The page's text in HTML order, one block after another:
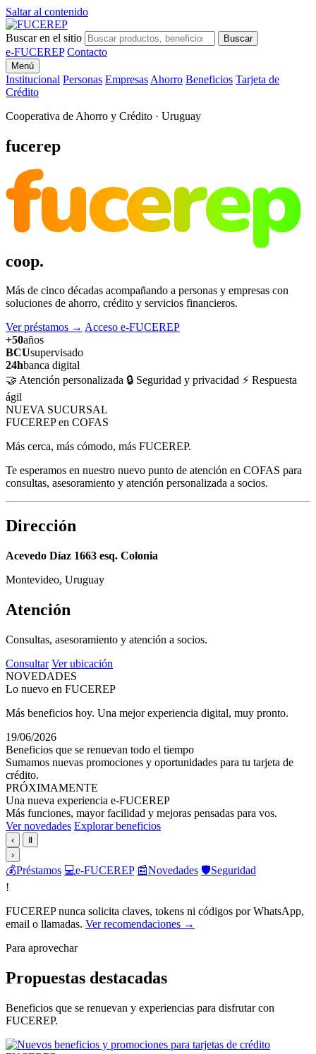
Saltar al contenido
Buscar en el sitio Buscar
e-FUCEREP Contacto
Menú
Institucional Personas Empresas Ahorro Beneficios Tarjeta de
Crédito
Cooperativa de Ahorro y Crédito · Uruguay
fucerep
fucerep
coop.
Más de cinco décadas acompañando a personas y empresas con
soluciones de ahorro, crédito y servicios financieros.
Ver préstamos → Acceso e-FUCEREP
+50años
BCUsupervisado
24hbanca digital
🤝 Atención personalizada 🔒 Seguridad y privacidad ⚡ Respuesta
ágil
NUEVA SUCURSAL
FUCEREP en COFAS
Más cerca, más cómodo, más FUCEREP.
Te esperamos en nuestro nuevo punto de atención en COFAS para
consultas, asesoramiento y atención personalizada a socios.
Dirección
Acevedo Díaz 1663 esq. Colonia
Montevideo, Uruguay
Atención
Consultas, asesoramiento y atención a socios.
Consultar Ver ubicación
NOVEDADES
Lo nuevo en FUCEREP
Más beneficios hoy. Una mejor experiencia digital, muy pronto.
19/06/2026
Beneficios que se renuevan todo el tiempo
Sumamos nuevas promociones y oportunidades para tu tarjeta de
crédito.
PRÓXIMAMENTE
Una nueva experiencia e-FUCEREP
Más funciones, mayor facilidad y mejoras pensadas para vos.
Ver novedades Explorar beneficios
‹
Ⅱ
›
💰Préstamos 💻e-FUCEREP 📰Novedades 🛡️Seguridad
!
FUCEREP nunca solicita claves, tokens ni códigos por WhatsApp,
email o llamadas. Ver recomendaciones →
Para aprovechar
Propuestas destacadas
Beneficios que se renuevan y experiencias para disfrutar con
FUCEREP.